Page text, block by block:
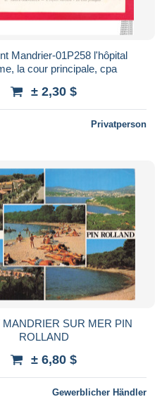
Mandrier-01P258 l'hôpital
la cour principale, cpa
± 2,30 $
Privatperson
MANDRIER SUR MER PIN
ROLLAND
± 6,80 $
Gewerblicher Händler